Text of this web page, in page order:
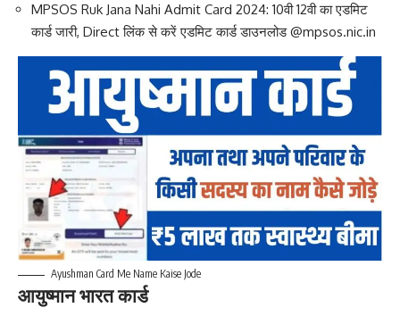
MPSOS Ruk Jana Nahi Admit Card 2024: 10वी 12वी का एडमिट
कार्ड जारी, Direct लिंक से करें एडमिट कार्ड डाउनलोड @mpsos.nic.in
Ayushman Card Me Name Kaise Jode
आयुष्मान भारत कार्ड